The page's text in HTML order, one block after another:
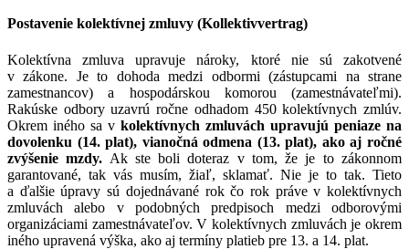
Postavenie kolektívnej zmluvy (Kollektivvertrag)
Kolektívna zmluva upravuje nároky, ktoré nie sú zakotvené
v zákone. Je to dohoda medzi odbormi (zástupcami na strane
zamestnancov) a hospodárskou komorou (zamestnávateľmi).
Rakúske odbory uzavrú ročne odhadom 450 kolektívnych zmlúv.
Okrem iného sa v kolektívnych zmluvách upravujú peniaze na
dovolenku (14. plat), vianočná odmena (13. plat), ako aj ročné
zvýšenie mzdy. Ak ste boli doteraz v tom, že je to zákonnom
garantované, tak vás musím, žiaľ, sklamať. Nie je to tak. Tieto
a ďalšie úpravy sú dojednávané rok čo rok práve v kolektívnych
zmluvách alebo v podobných predpisoch medzi odborovými
organizáciami zamestnávateľov. V kolektívnych zmluvách je okrem
iného upravená výška, ako aj termíny platieb pre 13. a 14. plat.